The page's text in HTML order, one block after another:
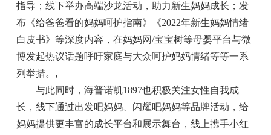
指导；线下举办高端沙龙活动，助力新生妈妈成长；发
布《给爸爸看的妈妈呵护指南》《2022年新生妈妈情绪
白皮书》等深度内容，在妈妈网/宝宝树等母婴平台与微
博发起热议话题呼吁家庭与大众呵护妈妈情绪等等一系
列举措。 ,
与此同时，海普诺凯1897也积极关注女性自我成
长，线下通过出发吧妈妈、闪耀吧妈妈等品牌活动，给
妈妈提供更丰富的成长平台和展示舞台，线上携手小红